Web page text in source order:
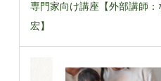
専門家向け講座【外部講師
宏】